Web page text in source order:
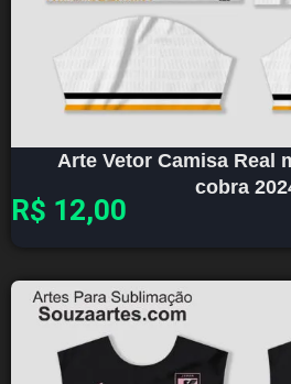
Arte Vetor Camisa Real
cobra
R$ 12,00